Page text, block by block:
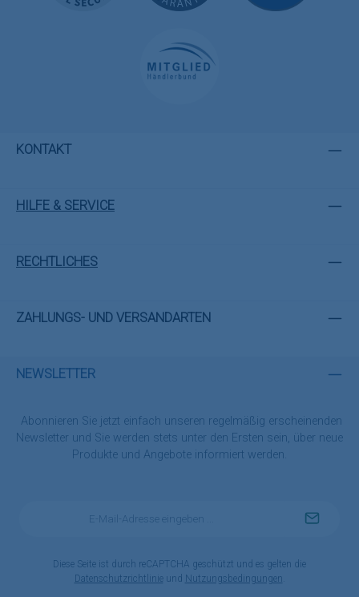
KONTAKT
HILFE & SERVICE
RECHTLICHES
ZAHLUNGS- UND VERSANDARTEN
NEWSLETTER
Abonnieren Sie jetzt einfach unseren regelmäßig erscheinenden
Newsletter und Sie werden stets unter den Ersten sein, über neue
Produkte und Angebote informiert werden.
Diese Seite ist durch reCAPTCHA geschützt und es gelten die
Datenschutzrichtlinieund Nutzungsbedingungen